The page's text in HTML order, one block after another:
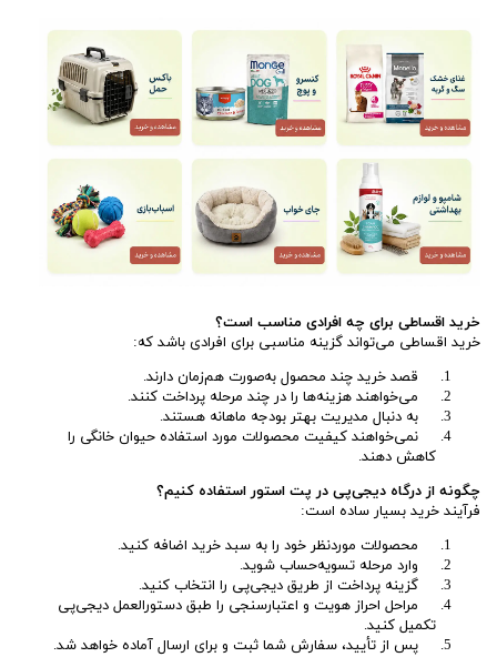
خرید اقساطی برای چه افرادی مناسب است؟
خرید اقساطی می‌تواند گزینه مناسبی برای افرادی باشد که:
قصد خرید چند محصول به‌صورت هم‌زمان دارند.
می‌خواهند هزینه‌ها را در چند مرحله پرداخت کنند.
به دنبال مدیریت بهتر بودجه ماهانه هستند.
نمی‌خواهند کیفیت محصولات مورد استفاده حیوان خانگی را
کاهش دهند.
چگونه از درگاه دیجی‌پی در پت استور استفاده کنیم؟
فرآیند خرید بسیار ساده است:
محصولات موردنظر خود را به سبد خرید اضافه کنید.
وارد مرحله تسویه‌حساب شوید.
گزینه پرداخت از طریق دیجی‌پی را انتخاب کنید.
مراحل احراز هویت و اعتبارسنجی را طبق دستورالعمل دیجی‌پی
تکمیل کنید.
پس از تأیید، سفارش شما ثبت و برای ارسال آماده خواهد شد.